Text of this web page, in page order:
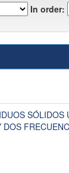
In order:
DOS